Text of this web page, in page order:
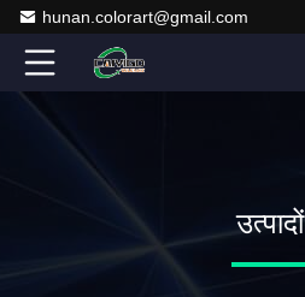
hunan.colorart@gmail.com
उत्पादों